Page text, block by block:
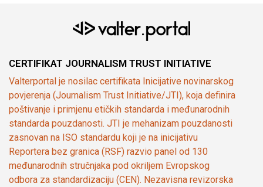
CERTIFIKAT JOURNALISM TRUST INITIATIVE
Valterportal je nosilac certifikata Inicijative novinarskog
povjerenja (Journalism Trust Initiative/JTI), koja definira
poštivanje i primjenu etičkih standarda i međunarodnih
standarda pouzdanosti. JTI je mehanizam pouzdanosti
zasnovan na ISO standardu koji je na inicijativu
Reportera bez granica (RSF) razvio panel od 130
međunarodnih stručnjaka pod okriljem Evropskog
odbora za standardizaciju (CEN). Nezavisna revizorska